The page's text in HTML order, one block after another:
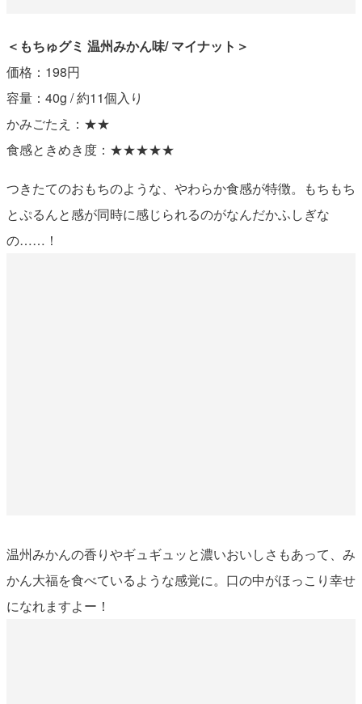
＜もちゅグミ 温州みかん味/ マイナット＞
価格：198円
容量：40g / 約11個入り
かみごたえ：★★
食感ときめき度：★★★★★
つきたてのおもちのような、やわらか食感が特徴。もちもち
とぷるんと感が同時に感じられるのがなんだかふしぎな
の……！
温州みかんの香りやギュギュッと濃いおいしさもあって、み
かん大福を食べているような感覚に。口の中がほっこり幸せ
になれますよー！